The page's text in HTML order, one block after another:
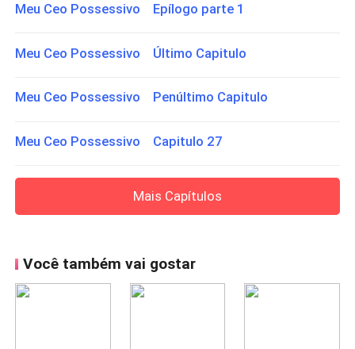
Meu Ceo Possessivo Epílogo parte 1
Meu Ceo Possessivo Último Capitulo
Meu Ceo Possessivo Penúltimo Capitulo
Meu Ceo Possessivo Capitulo 27
Mais Capítulos
Você também vai gostar